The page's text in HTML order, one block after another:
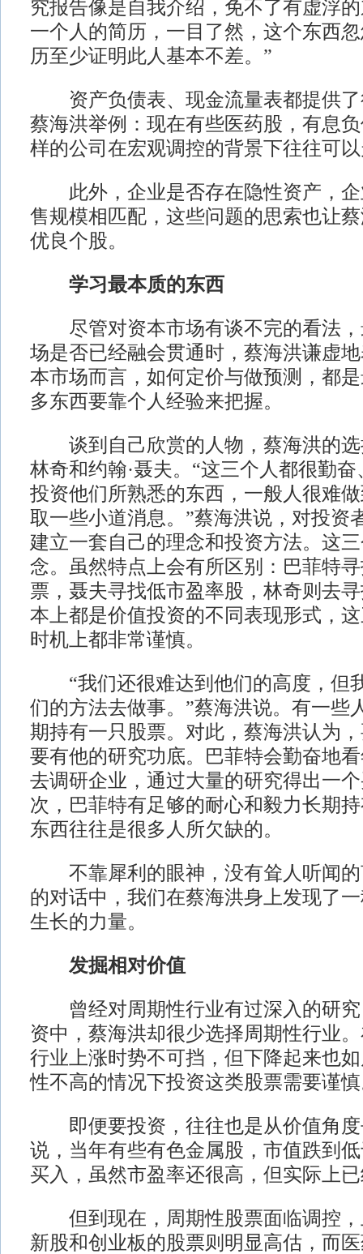
究报告像是自我介绍，免不了有虚浮
一个人的简历，一目了然，这个东西
历至少证明此人基本不差。”
资产负债表、现金流量表都提供了
蔡海洪举例：现在有些医药股，有息
样的公司在宏观调控的背景下往往可
此外，企业是否存在隐性资产，企
售规模相匹配，这些问题的思索也让
优良个股。
学习最本质的东西
尽管对资本市场有谈不完的看法，
场是否已经融会贯通时，蔡海洪谦虚
本市场而言，如何定价与做预测，都
多东西要靠个人经验来把握。
谈到自己欣赏的人物，蔡海洪的选
林奇和约翰·聂夫。“这三个人都很勤
投资他们所熟悉的东西，一般人很难
取一些小道消息。”蔡海洪说，对投资
建立一套自己的理念和投资方法。这
念。虽然特点上会有所区别：巴菲特
票，聂夫寻找低市盈率股，林奇则去
本上都是价值投资的不同表现形式，
时机上都非常谨慎。
“我们还很难达到他们的高度，但
们的方法去做事。”蔡海洪说。有一些
期持有一只股票。对此，蔡海洪认为
要有他的研究功底。巴菲特会勤奋地
去调研企业，通过大量的研究得出一
次，巴菲特有足够的耐心和毅力长期
东西往往是很多人所欠缺的。
不靠犀利的眼神，没有耸人听闻的
的对话中，我们在蔡海洪身上发现了
生长的力量。
发掘相对价值
曾经对周期性行业有过深入的研究
资中，蔡海洪却很少选择周期性行业
行业上涨时势不可挡，但下降起来也
性不高的情况下投资这类股票需要谨
即便要投资，往往也是从价值角度
说，当年有些有色金属股，市值跌到
买入，虽然市盈率还很高，但实际上
但到现在，周期性股票面临调控，
新股和创业板的股票则明显高估，而